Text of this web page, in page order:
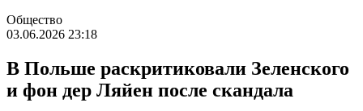
Общество
03.06.2026 23:18
В Польше раскритиковали Зеленского
и фон дер Ляйен после скандала